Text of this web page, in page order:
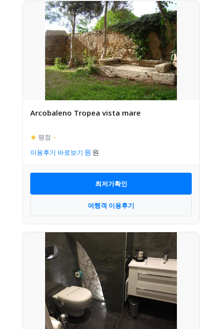
Arcobaleno Tropea vista mare
★ 평점 –
이용후기 바로보기
최저가확인
여행객 이용후기